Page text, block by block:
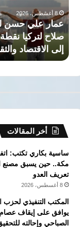
الرياضة
إماراتية
في
مضيق
هرمز
8 أغسطس، 2026
مصر
في
أخر المقالات
ساسية بكاري تكتب:
مكة.. حين يسبق مصنع
تعريف العدو
8 أغسطس، 2026
المكتب التنفيذي لحزب
يوافق على إيقاف عصام
الصباحي وإحالته